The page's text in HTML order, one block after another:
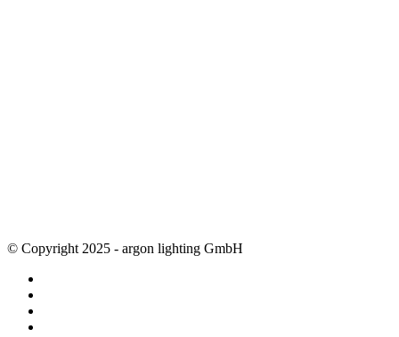
© Copyright 2025 - argon lighting GmbH